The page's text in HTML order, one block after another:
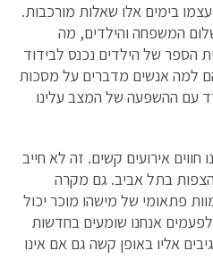
בימים אלו שאלות מורכבות.
המשפחה והילדים, מה
הספר של הילדים נכנס לבידוד
למה אנשים מדברים על מסכות
עם ההשפעה של המצב עלינו
אירועים קשים. זה לא חייב
בתל אביב. גם מקרה
פתאומי של מישהו מוכר יכול
לפעמים אנחנו שומעים בחדשות
אליו באופן קשה גם אם אינו